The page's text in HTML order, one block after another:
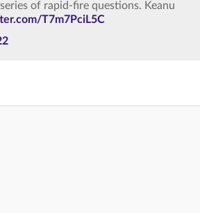
of rapid-fire questions. Keanu
T7m7PciL5C